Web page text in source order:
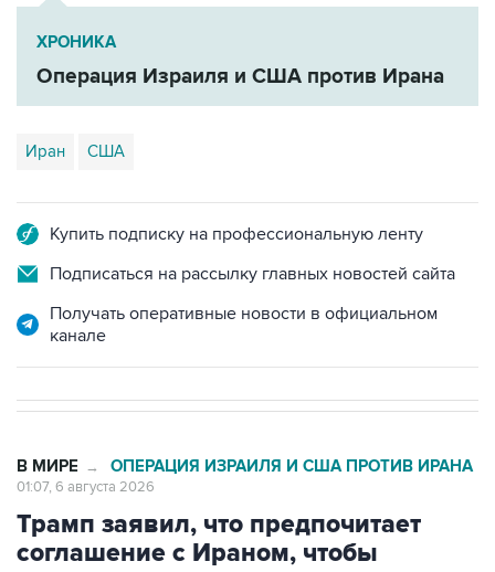
ХРОНИКА
Операция Израиля и США против Ирана
Иран США
Купить подписку на профессиональную ленту
Подписаться на рассылку главных новостей сайта
Получать оперативные новости в официальном
канале
В МИРЕ → ОПЕРАЦИЯ ИЗРАИЛЯ И США ПРОТИВ ИРАНА
01:07, 6 августа 2026
Трамп заявил, что предпочитает
соглашение с Ираном, чтобы